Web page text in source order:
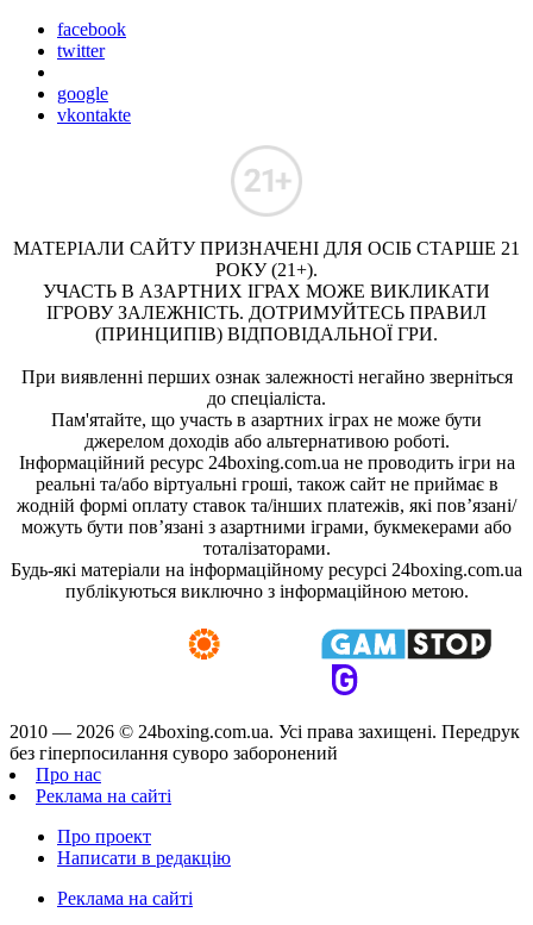
facebook
twitter
google
vkontakte
МАТЕРІАЛИ САЙТУ ПРИЗНАЧЕНІ ДЛЯ ОСІБ СТАРШЕ 21
РОКУ (21+).
УЧАСТЬ В АЗАРТНИХ ІГРАХ МОЖЕ ВИКЛИКАТИ
ІГРОВУ ЗАЛЕЖНІСТЬ. ДОТРИМУЙТЕСЬ ПРАВИЛ
(ПРИНЦИПІВ) ВІДПОВІДАЛЬНОЇ ГРИ.
При виявленні перших ознак залежності негайно зверніться
до спеціаліста.
Пам'ятайте, що участь в азартних іграх не може бути
джерелом доходів або альтернативою роботі.
Інформаційний ресурс 24boxing.com.ua не проводить ігри на
реальні та/або віртуальні гроші, також сайт не приймає в
жодній формі оплату ставок та/інших платежів, які пов’язані/
можуть бути пов’язані з азартними іграми, букмекерами або
тоталізаторами.
Будь-які матеріали на інформаційному ресурсі 24boxing.com.ua
публікуються виключно з інформаційною метою.
2010 — 2026 © 24boxing.com.ua. Усi права захищенi. Передрук
без гіперпосилання суворо заборонений
Про нас
Реклама на сайті
Про проект
Написати в редакцію
Реклама на сайті